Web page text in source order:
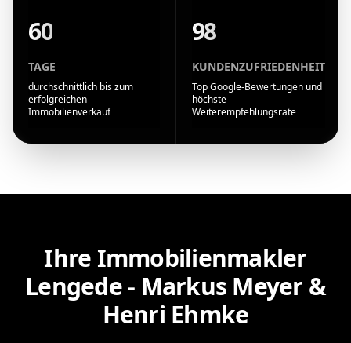
60
TAGE
durchschnittlich bis zum
erfolgreichen
Immobilienverkauf
98
KUNDENZUFRIEDENHEIT
Top Google-Bewertungen und
höchste
Weiterempfehlungsrate
Ihre Immobilienmakler
Lengede - Markus Meyer &
Henri Ehmke